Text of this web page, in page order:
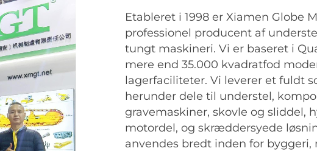
Etableret i 1998 er Xiamen Globe
professionel producent af
tungt maskineri. Vi er baseret i
mere end 35.000 kvadratfod
lagerfaciliteter. Vi leverer et fuldt
herunder dele til understel,
gravemaskiner, skovle og sliddel,
motordel, og skræddersyede
anvendes bredt inden for